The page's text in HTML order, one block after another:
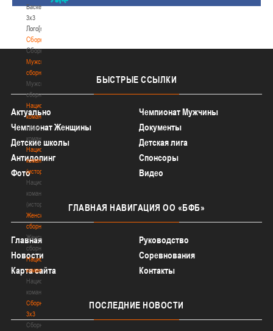
Баскетбол
3х3
Лого[modid=121]
Сборные
Сборные
Мужские
сборные
Мужские
сборные
Национальная
команда
Национальная
команда
Национальная
команда
(история)
Национальная
команда
(история)
Женские
сборные
Женские
сборные
Национальная
команда
Национальная
команда
Сборные
3х3
Сборные
БЫСТРЫЕ ССЫЛКИ
Актуально
Чемпионат Мужчины
Чемпионат Женщины
Документы
Детские школы
Детская лига
Антидопинг
Спонсоры
Фото
Видео
ГЛАВНАЯ НАВИГАЦИЯ ОО «БФБ»
Главная
Руководство
Новости
Соревнования
Карта сайта
Контакты
ПОСЛЕДНИЕ НОВОСТИ